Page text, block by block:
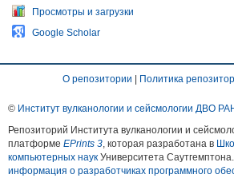
Просмотры и загрузки
Google Scholar
О репозитории | Политика
© Институт вулканологии и сейсмологии ДВО
Репозиторий Института вулканологии и
платформе EPrints 3 , которая разработана в
компьютерных наук Университета Саутгемптона.
информация о разработчиках программного